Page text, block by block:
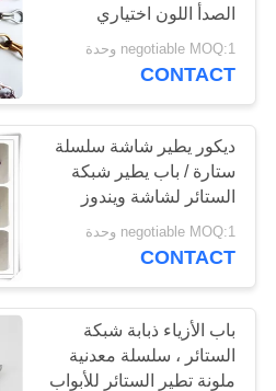
اطلب
اقتباس
خريطة
الموقع
PRIVACY
POLICY
الصدأ اللون اختياري
negotiable MOQ:1 وحدة
CONTACT
ديكور يطير شاشة سلسلة
ستارة / باب يطير شبكة
الستائر لشاشة ويندوز
negotiable MOQ:1 وحدة
CONTACT
باب الأزياء ذبابة شبكة
الستائر ، سلسلة معدنية
ملونة تطير الستائر للأبواب